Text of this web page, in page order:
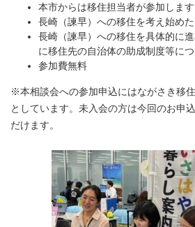
本市からは移住担当者が参加します
長崎（諫早）への移住を考え始め
長崎（諫早）への移住を具体的に
に移住先の自治体の助成制度等に
参加費無料
※本相談会への参加申込にはながさき移
としています。未入会の方は今回のお申
だけます。